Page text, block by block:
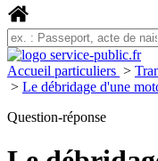
Accueil particuliers >
> Le débridage d'une
Question-réponse